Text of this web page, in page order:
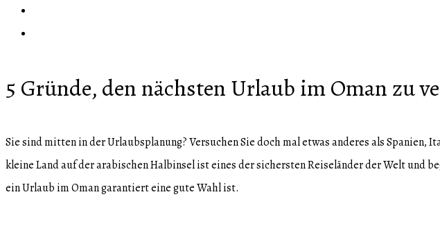
5 Gründe, den nächsten Urlaub im Oman zu
Sie sind mitten in der Urlaubsplanung? Versuchen Sie doch mal etwas anderes als
kleine Land auf der arabischen Halbinsel ist eines der sichersten Reiseländer der Welt und
ein Urlaub im Oman garantiert eine gute Wahl ist.